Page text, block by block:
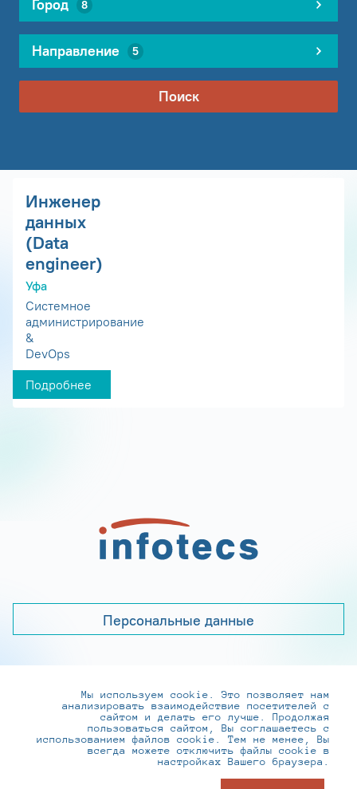
Город 8
Направление 5
Поиск
Инженер
данных
(Data
engineer)
Уфа
Системное
администрирование
&
DevOps
Подробнее
Персональные данные
+7 (495) 737-6192, 8-800-250-0-260
practice@infotecs.ru,hr@infotecs.ru
127273, г. Москва, Отрадная ул., 2Б строение 1
Мы используем cookie. Это позволяет нам
анализировать взаимодействие посетителей с
сайтом и делать его лучше. Продолжая
пользоваться сайтом, Вы соглашаетесь с
использованием файлов cookie. Тем не менее, Вы
всегда можете отключить файлы cookie в
настройках Вашего браузера.